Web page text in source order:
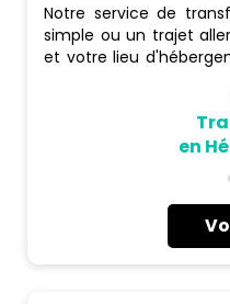
Notre service de
simple ou un trajet
et votre lieu
VIP en véhicules de
groupes, ou même un
ce
en